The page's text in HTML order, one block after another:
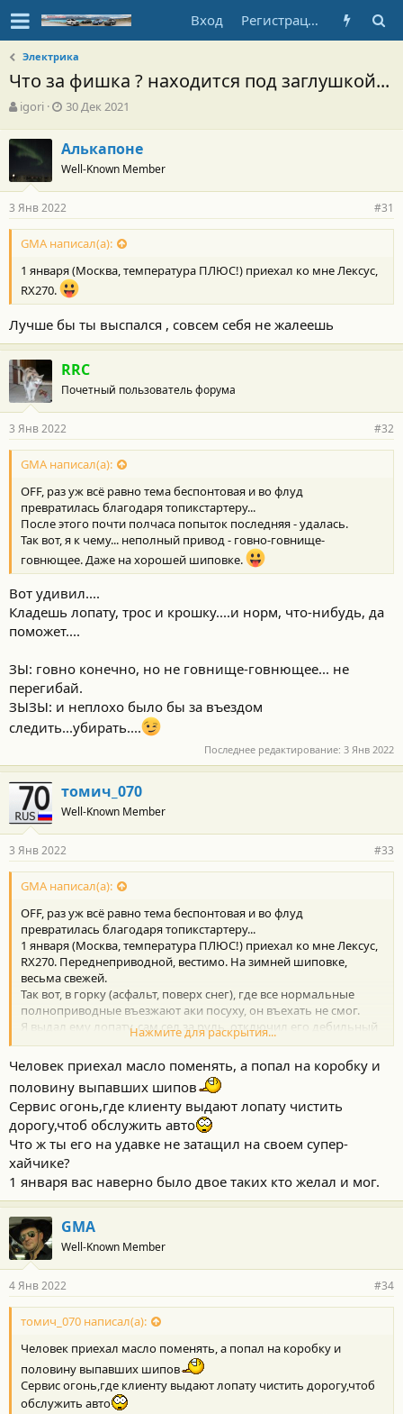
Вход Регистрация
Электрика
Что за фишка ? находится под заглушкой...
А
т
о
т
е
м
ы
igori
Д
а
н
ч
а
л
а
30 Дек 2021
Алькапоне
Well-Known Member
3 Янв 2022 #31
GMA написал(а):
1 января (Москва, температура ПЛЮС!) приехал ко мне Лексус,
RX270.
Лучше бы ты выспался , совсем себя не жалеешь
RRC
Почетный пользователь форума
3 Янв 2022 #32
GMA написал(а):
OFF, раз уж всё равно тема беспонтовая и во флуд
превратилась благодаря топикстартеру...
После этого почти полчаса попыток последняя - удалась.
Так вот, я к чему... неполный привод - говно-говнище-
говнющее. Даже на хорошей шиповке.
Вот удивил....
Кладешь лопату, трос и крошку....и норм, что-нибудь, да
поможет....
ЗЫ: говно конечно, но не говнище-говнющее... не
перегибай.
ЗЫЗЫ: и неплохо было бы за въездом
следить...убирать....
Последнее редактирование: 3 Янв 2022
томич_070
Well-Known Member
3 Янв 2022 #33
GMA написал(а):
OFF, раз уж всё равно тема беспонтовая и во флуд
превратилась благодаря топикстартеру...
1 января (Москва, температура ПЛЮС!) приехал ко мне Лексус,
RX270. Переднеприводной, вестимо. На зимней шиповке,
весьма свежей.
Так вот, в горку (асфальт, поверх снег), где все нормальные
полноприводные въезжают аки посуху, он въехать не смог.
Я выдал ему лопату, сам сел за руль, отключил его дебильный
"трэкшн", который не даёт газу дать.
мучаться надо аккуратно.
После этого почти полчаса попыток последняя - удалась.
Так вот, я к чему... неполный привод - говно-говнище-
говнющее. Даже на хорошей шиповке.
Нажмите для раскрытия...
Человек приехал масло поменять, а попал на коробку и
половину выпавших шипов
Сервис огонь,где клиенту выдают лопату чистить
дорогу,чтоб обслужить авто
Что ж ты его на удавке не затащил на своем супер-
хайчике?
1 января вас наверно было двое таких кто желал и мог.
GMA
Well-Known Member
4 Янв 2022 #34
томич_070 написал(а):
Человек приехал масло поменять, а попал на коробку и
половину выпавших шипов
Сервис огонь,где клиенту выдают лопату чистить дорогу,чтоб
обслужить авто